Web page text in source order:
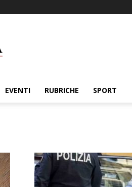
EVENTI RUBRICHE SPORT